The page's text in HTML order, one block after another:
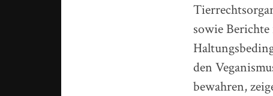
sowie
den
bewahren,